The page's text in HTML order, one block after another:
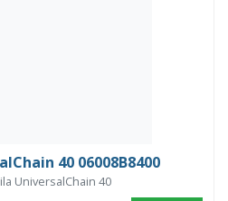
40 06008B8400
UniversalChain 40